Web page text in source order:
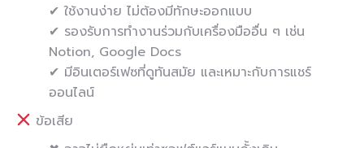
✔ ใช้งานง่าย ไม่ต้องมีทักษะออกแบบ
✔ รองรับการทำงานร่วมกับเครื่องมืออื่น ๆ เช่น
Notion, Google Docs
✔ มีอินเตอร์เฟซที่ดูทันสมัย และเหมาะกับการแชร์
ออนไลน์
ข้อเสีย